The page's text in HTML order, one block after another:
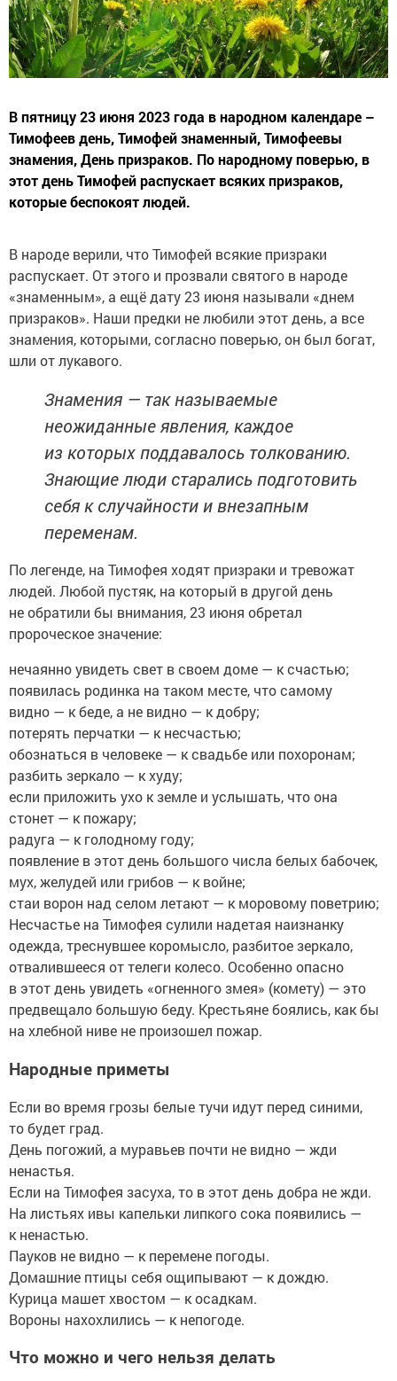
В пятницу 23 июня 2023 года в народном календаре –
Тимофеев день, Тимофей знаменный, Тимофеевы
знамения, День призраков. По народному поверью, в
этот день Тимофей распускает всяких призраков,
которые беспокоят людей.
В народе верили, что Тимофей всякие призраки
распускает. От этого и прозвали святого в народе
«знаменным», а ещё дату 23 июня называли «днем
призраков». Наши предки не любили этот день, а все
знамения, которыми, согласно поверью, он был богат,
шли от лукавого.
Знамения — так называемые
неожиданные явления, каждое
из которых поддавалось толкованию.
Знающие люди старались подготовить
себя к случайности и внезапным
переменам.
По легенде, на Тимофея ходят призраки и тревожат
людей. Любой пустяк, на который в другой день
не обратили бы внимания, 23 июня обретал
пророческое значение:
нечаянно увидеть свет в своем доме — к счастью;
появилась родинка на таком месте, что самому
видно — к беде, а не видно — к добру;
потерять перчатки — к несчастью;
обознаться в человеке — к свадьбе или похоронам;
разбить зеркало — к худу;
если приложить ухо к земле и услышать, что она
стонет — к пожару;
радуга — к голодному году;
появление в этот день большого числа белых бабочек,
мух, желудей или грибов — к войне;
стаи ворон над селом летают — к моровому поветрию;
Несчастье на Тимофея сулили надетая наизнанку
одежда, треснувшее коромысло, разбитое зеркало,
отвалившееся от телеги колесо. Особенно опасно
в этот день увидеть «огненного змея» (комету) — это
предвещало большую беду. Крестьяне боялись, как бы
на хлебной ниве не произошел пожар.
Народные приметы
Если во время грозы белые тучи идут перед синими,
то будет град.
День погожий, а муравьев почти не видно — жди
ненастья.
Если на Тимофея засуха, то в этот день добра не жди.
На листьях ивы капельки липкого сока появились —
к ненастью.
Пауков не видно — к перемене погоды.
Домашние птицы себя ощипывают — к дождю.
Курица машет хвостом — к осадкам.
Вороны нахохлились — к непогоде.
Что можно и чего нельзя делать